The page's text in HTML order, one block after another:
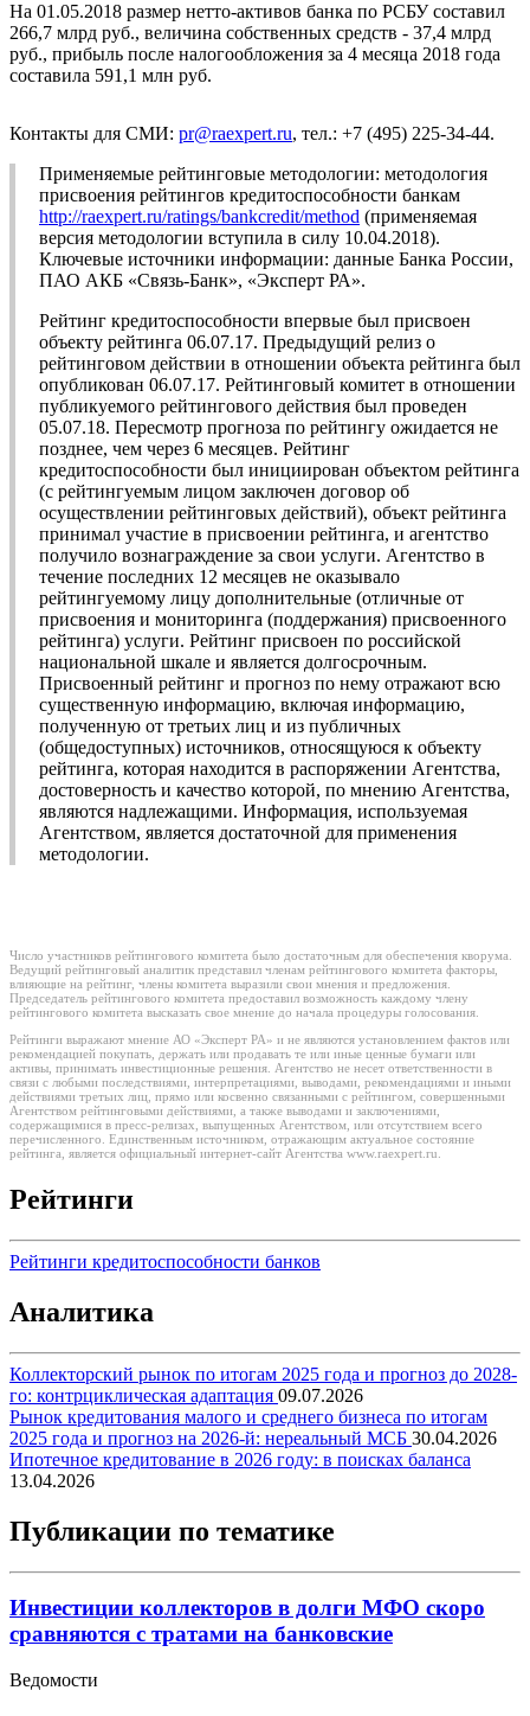
На 01.05.2018 размер нетто-активов банка по РСБУ составил
266,7 млрд руб., величина собственных средств - 37,4 млрд
руб., прибыль после налогообложения за 4 месяца 2018 года
составила 591,1 млн руб.
Контакты для СМИ: pr@raexpert.ru, тел.: +7 (495) 225-34-44.
Применяемые рейтинговые методологии: методология
присвоения рейтингов кредитоспособности банкам
http://raexpert.ru/ratings/bankcredit/method (применяемая
версия методологии вступила в силу 10.04.2018).
Ключевые источники информации: данные Банка России,
ПАО АКБ «Связь-Банк», «Эксперт РА».
Рейтинг кредитоспособности впервые был присвоен
объекту рейтинга 06.07.17. Предыдущий релиз о
рейтинговом действии в отношении объекта рейтинга был
опубликован 06.07.17. Рейтинговый комитет в отношении
публикуемого рейтингового действия был проведен
05.07.18. Пересмотр прогноза по рейтингу ожидается не
позднее, чем через 6 месяцев. Рейтинг
кредитоспособности был инициирован объектом рейтинга
(с рейтингуемым лицом заключен договор об
осуществлении рейтинговых действий), объект рейтинга
принимал участие в присвоении рейтинга, и агентство
получило вознаграждение за свои услуги. Агентство в
течение последних 12 месяцев не оказывало
рейтингуемому лицу дополнительные (отличные от
присвоения и мониторинга (поддержания) присвоенного
рейтинга) услуги. Рейтинг присвоен по российской
национальной шкале и является долгосрочным.
Присвоенный рейтинг и прогноз по нему отражают всю
существенную информацию, включая информацию,
полученную от третьих лиц и из публичных
(общедоступных) источников, относящуюся к объекту
рейтинга, которая находится в распоряжении Агентства,
достоверность и качество которой, по мнению Агентства,
являются надлежащими. Информация, используемая
Агентством, является достаточной для применения
методологии.
Число участников рейтингового комитета было достаточным для обеспечения кворума.
Ведущий рейтинговый аналитик представил членам рейтингового комитета факторы,
влияющие на рейтинг, члены комитета выразили свои мнения и предложения.
Председатель рейтингового комитета предоставил возможность каждому члену
рейтингового комитета высказать свое мнение до начала процедуры голосования.
Рейтинги выражают мнение АО «Эксперт РА» и не являются установлением фактов или
рекомендацией покупать, держать или продавать те или иные ценные бумаги или
активы, принимать инвестиционные решения. Агентство не несет ответственности в
связи с любыми последствиями, интерпретациями, выводами, рекомендациями и иными
действиями третьих лиц, прямо или косвенно связанными с рейтингом, совершенными
Агентством рейтинговыми действиями, а также выводами и заключениями,
содержащимися в пресс-релизах, выпущенных Агентством, или отсутствием всего
перечисленного. Единственным источником, отражающим актуальное состояние
рейтинга, является официальный интернет-сайт Агентства www.raexpert.ru.
Рейтинги
Рейтинги кредитоспособности банков
Аналитика
Коллекторский рынок по итогам 2025 года и прогноз до 2028-
го: контрциклическая адаптация 09.07.2026
Рынок кредитования малого и среднего бизнеса по итогам
2025 года и прогноз на 2026-й: нереальный МСБ 30.04.2026
Ипотечное кредитование в 2026 году: в поисках баланса
13.04.2026
Публикации по тематике
Инвестиции коллекторов в долги МФО скоро
сравняются с тратами на банковские
Ведомости